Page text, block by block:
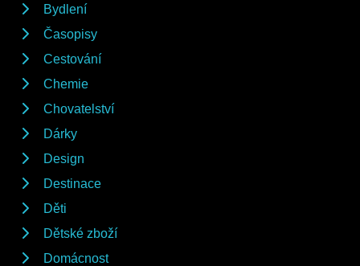
Bydlení
Časopisy
Cestování
Chemie
Chovatelství
Dárky
Design
Destinace
Děti
Dětské zboží
Domácnost